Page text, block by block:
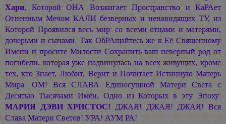
Хари, Которой ОНА Возжигает Пространство и КаРАет
Огненным Мечом КАЛИ безверных и ненавидящих ТУ, из
Которой Проявился весь мир: со всеми отцами и матерями,
дочерьми и сынами. Так ОбРАщайтесь же к Её Священному
Имени и просите Милости Сохранить ваш неверный род от
погибели, которая уже надвинулась на всех живущих, кроме
тех, кто Знает, Любит, Верит и Почитает Истинную Матерь
Мира. ОМ! Вся СЛАВА Единосущной Матери Света с
Десятью Тысячами Имён, Одно из Которых в эту Эпоху:
МАРИЯ ДЭВИ ХРИСТОС! ДЖАЯ! ДЖАЯ! ДЖАЯ! Вся
Слава Матери Светов! УРА! АУМ РА!